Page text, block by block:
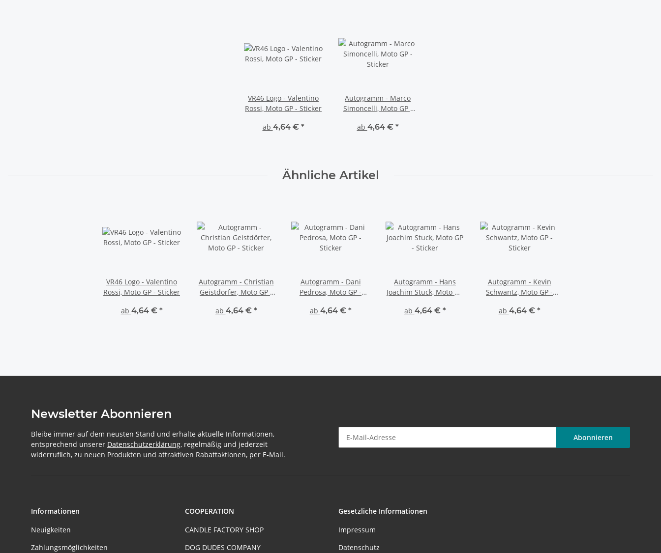
VR46 Logo - Valentino
Rossi, Moto GP - Sticker
ab 4,64 € *
Autogramm - Marco
Simoncelli, Moto GP -
ab 4,64 € *
Ähnliche Artikel
VR46 Logo - Valentino
Rossi, Moto GP - Sticker
ab 4,64 € *
Autogramm - Christian
Geistdörfer, Moto GP -
ab 4,64 € *
Autogramm - Dani
Pedrosa, Moto GP -
ab 4,64 € *
Autogramm - Hans
Joachim Stuck, Moto GP
ab 4,64 € *
Autogramm - Kevin
Schwantz, Moto GP -
ab 4,64 € *
Newsletter Abonnieren
Bleibe immer auf dem neusten Stand und erhalte aktuelle Informationen,
entsprechend unserer Datenschutzerklärung, regelmäßig und jederzeit
widerruflich, zu neuen Produkten und attraktiven Rabattaktionen, per E-Mail.
Abonnieren
Informationen
Neuigkeiten
Zahlungsmöglichkeiten
COOPERATION
CANDLE FACTORY SHOP
DOG DUDES COMPANY
Gesetzliche Informationen
Impressum
Datenschutz